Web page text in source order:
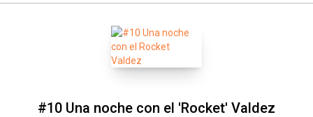
#10 Una noche con el 'Rocket' Valdez